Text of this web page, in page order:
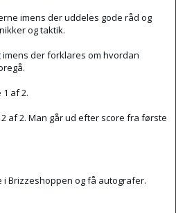
imens der uddeles gode råd og
og taktik.
der forklares om hvordan
af 2.
af 2. Man går ud efter score fra første
i Brizzeshoppen og få autografer.